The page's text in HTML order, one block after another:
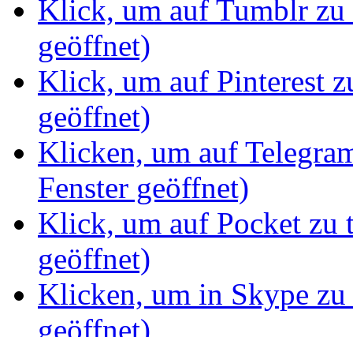
Klick, um auf Tumblr zu
geöffnet)
Klick, um auf Pinterest
geöffnet)
Klicken, um auf
Fenster geöffnet)
Klick, um auf Pocket zu
geöffnet)
Klicken, um in Skype
geöffnet)